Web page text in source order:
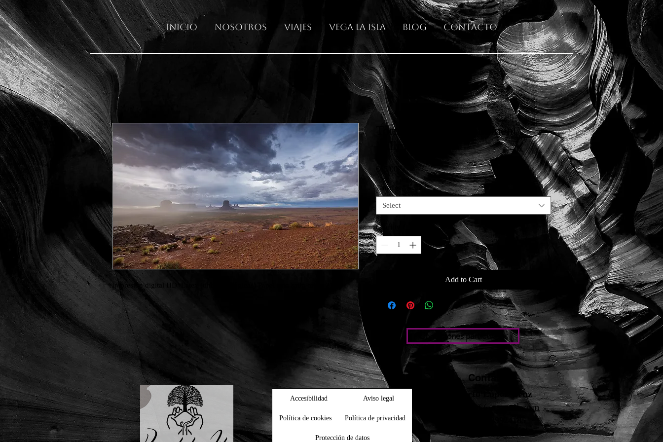
Inicio Nosotros Viajes Vega La Isla Blog Contacto
Impresión digital HD+Latex (tintas ecológicas) Papel foto satin brillo 210g
Tormenta sobre Monument
Valley (USA)
Price
Tamaños
Select
Quantity
Add to Cart
Condiciones particulares
Contacto
Accesibilidad Aviso legal
Política de cookies Política de privacidad
Protección de datos
Roberto López Cruz
robertolc66@gmail.com